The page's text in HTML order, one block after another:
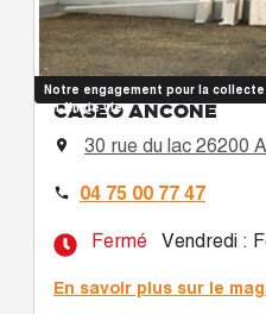
Notre engagement pour la collecte
en fin de vie
CASÉO ANCÔNE
 30 rue du lac 26200
 04 75 00 77 47
Fermé Vendredi :
En savoir plus sur le